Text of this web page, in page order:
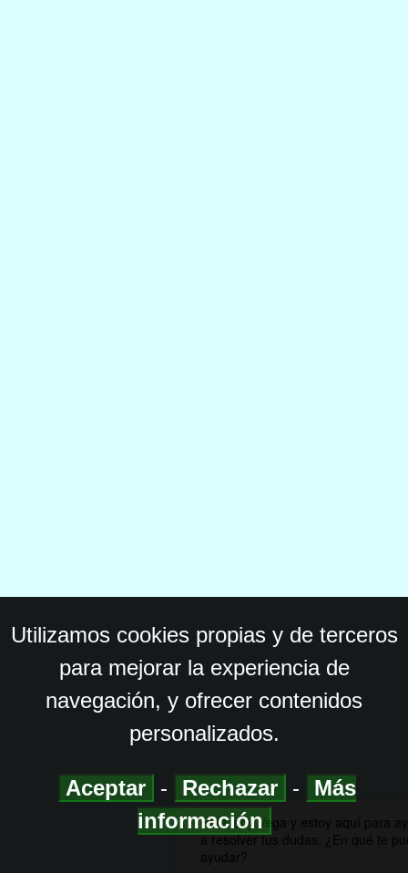
Utilizamos cookies propias y de terceros
para mejorar la experiencia de
navegación, y ofrecer contenidos
personalizados.
Aceptar - Rechazar -
Más
información